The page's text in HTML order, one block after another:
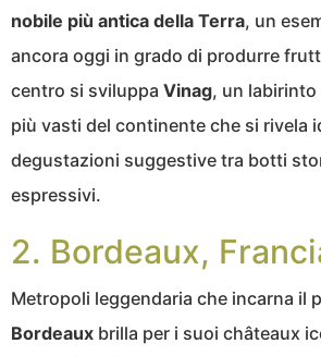
nobile più antica della Terra, un
ancora oggi in grado di produrre
centro si sviluppa Vinag, un
più vasti del continente che si rivela
degustazioni suggestive tra botti
espressivi.
2. Bordeaux,
Metropoli leggendaria che incarna il
Bordeaux brilla per i suoi châteaux